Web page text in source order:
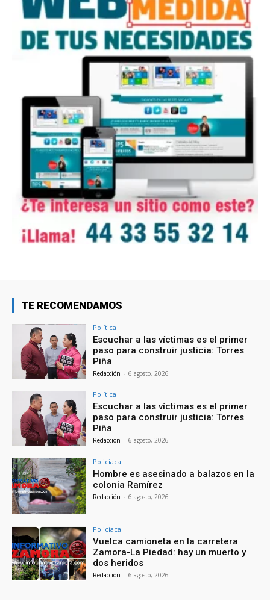
TE RECOMENDAMOS
Política
Escuchar a las víctimas es el primer
paso para construir justicia: Torres
Piña
Redacción - 6 agosto, 2026
Política
Escuchar a las víctimas es el primer
paso para construir justicia: Torres
Piña
Redacción - 6 agosto, 2026
Policiaca
Hombre es asesinado a balazos en la
colonia Ramírez
Redacción - 6 agosto, 2026
Policiaca
Vuelca camioneta en la carretera
Zamora-La Piedad: hay un muerto y
dos heridos
Redacción - 6 agosto, 2026